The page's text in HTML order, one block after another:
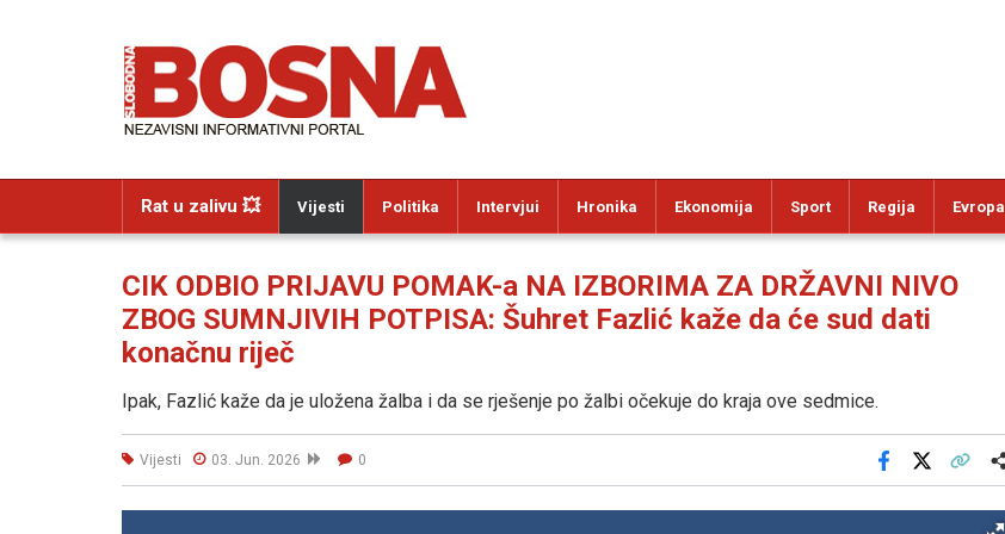
Rat u zalivu 💥 Vijesti Politika Intervjui Hronika Ekonomija Sport Regija Evropa
CIK ODBIO PRIJAVU POMAK-a NA IZBORIMA ZA DRŽAVNI NIVO
ZBOG SUMNJIVIH POTPISA: Šuhret Fazlić kaže da će sud dati
konačnu riječ
Ipak, Fazlić kaže da je uložena žalba i da se rješenje po žalbi očekuje do kraja ove sedmice.
Vijesti 03. Jun. 2026 0
Facebook